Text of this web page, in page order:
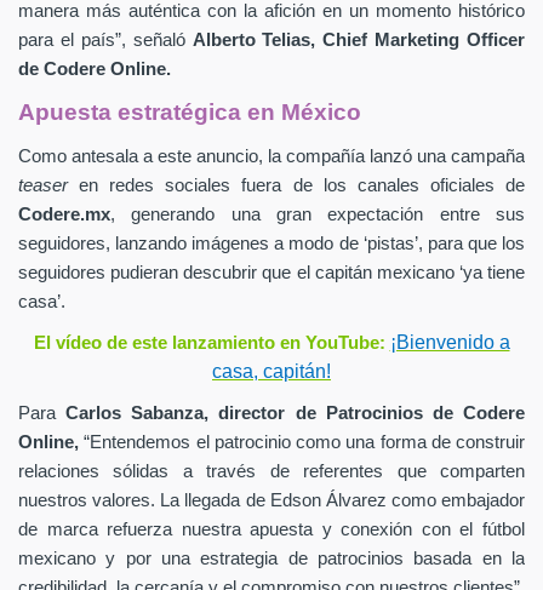
manera más auténtica con la afición en un momento histórico
para el país”, señaló Alberto Telias,Chief Marketing Officer
de Codere Online.
Apuesta estratégica en México
Como antesala a este anuncio, la compañía lanzó una campaña
teaseren redes sociales fuera de los canales oficiales de
Codere.mx,
generando una gran expectación entre sus
seguidores, lanzando imágenes a modo de ‘pistas’, para que los
seguidores pudieran descubrir que el capitán mexicano ‘ya tiene
casa’.
El vídeo de este lanzamiento en YouTube: ¡Bienvenido a
casa, capitán!
ParaCarlos Sabanza, director de Patrocinios de Codere
Online, “Entendemos el patrocinio como una forma de construir
relaciones sólidas a través de referentes que comparten
nuestros valores. La llegada de Edson Álvarez como embajador
de marca refuerza nuestra apuesta y conexión con el fútbol
mexicano y por una estrategia de patrocinios basada en la